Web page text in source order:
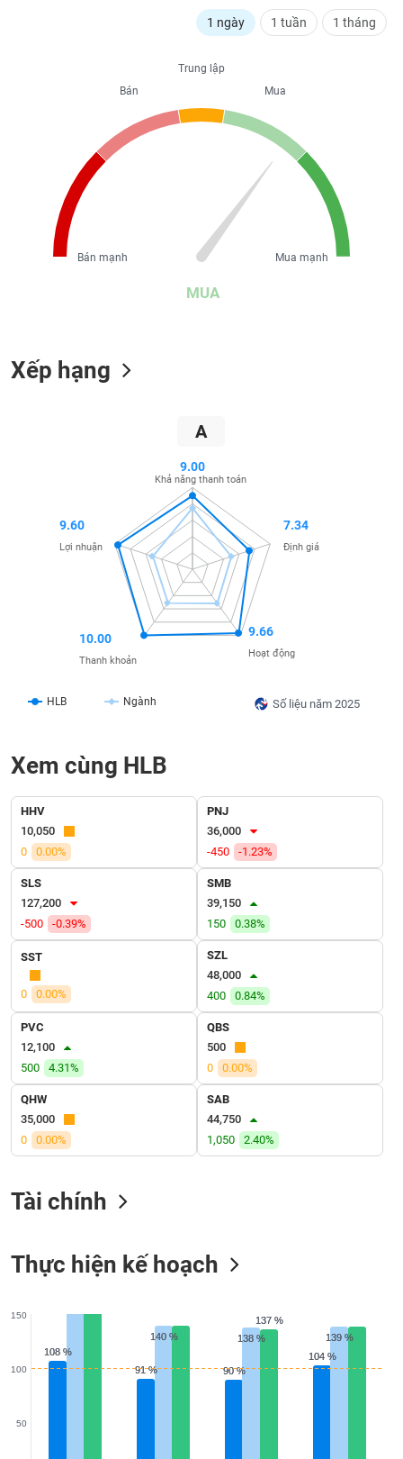
1 ngày 1 tuần 1 tháng
MUA
Trung lập
Mua
Mua mạnh
Bán
Bán mạnh
Xếp hạng
A
Số liệu năm 2025
HLB Ngành
9.00
Khả năng thanh toán
7.34
Định giá
9.66
Hoạt động
10.00
Thanh khoản
9.60
Lợi nhuận
Xem cùng HLB
HHV
10,050
0
0.00%
PNJ
36,000
-450
-1.23%
SLS
127,200
-500
-0.39%
SMB
39,150
150
0.38%
SST
0 0.00%
SZL
48,000
400
0.84%
PVC
12,100
500
4.31%
QBS
500
0
0.00%
QHW
35,000
0
0.00%
SAB
44,750
1,050
2.40%
Tài chính
Thực hiện kế hoạch
108 %
108 %
91 %
91 % 90 %
90 %
104 %
104 %
140 %
140 % 138 %
138 % 139 %
139 %
137 %
137 %
50
100
150
TIÊU
DÙNG
CHÍNH
TIN
DỊCH
VỤ
TRUYỀN
THÔNG
TIỆN
ÍCH
BẤT
ĐỘNG
SẢN
Mã
chứng
Lãnh
đạo
Người nội bộ Người liên quan Cổ đông lớn
Tin